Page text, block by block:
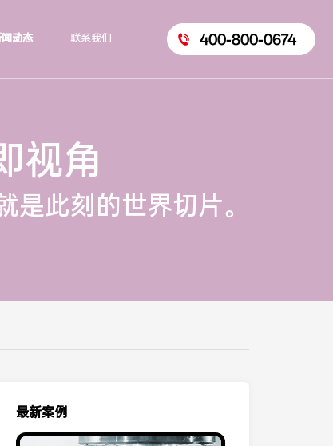
动态 联系我们 400-800-0674
视角
是此刻的世界切片。
最新案例